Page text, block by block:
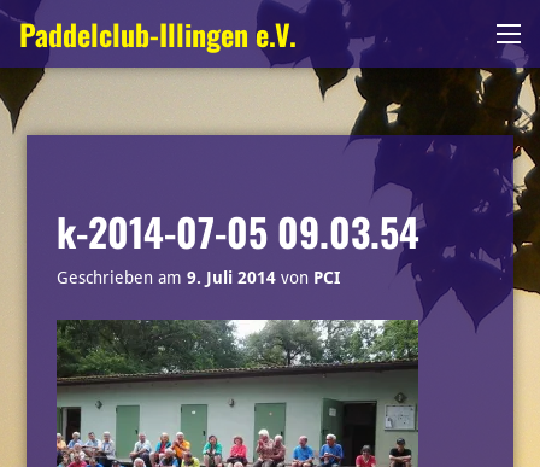
Zum
Inhalt
springen
Paddelclub-Illingen e.V.
k-2014-07-05 09.03.54
Geschrieben am 9. Juli 2014von PCI